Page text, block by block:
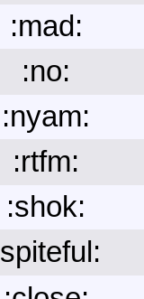
:mad:
:no:
:nyam:
:rtfm:
:shok: